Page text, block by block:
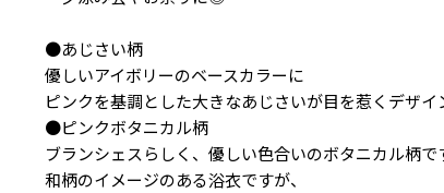
●あじさい柄
優しいアイボリーのベースカラーに
ピンクを基調とした大きなあじさいが目を惹くデザイ
●ピンクボタニカル柄
ブランシェスらしく、優しい色合いのボタニカル柄で
和柄のイメージのある浴衣ですが、